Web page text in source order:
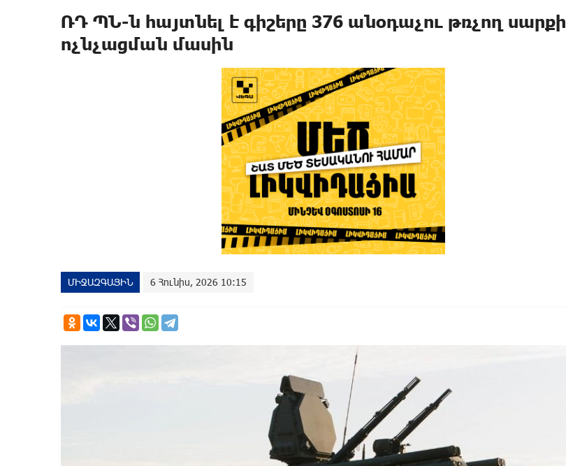
ՌԴ ՊՆ-ն հայտնել է գիշերը 376 անօդաչու թռչող սարքի
ոչնչացման մասին
ՄԻՋԱԶԳԱՅԻՆ 6 Հունիս, 2026 10:15